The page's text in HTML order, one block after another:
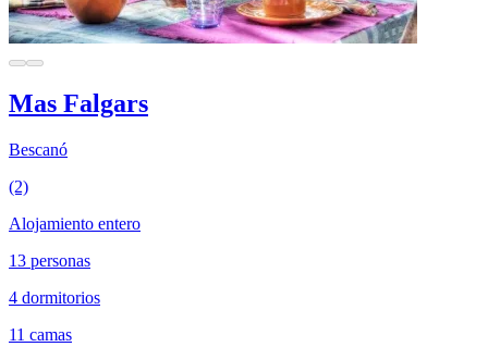
Mas Falgars
Bescanó
(2)
Alojamiento entero
13 personas
4 dormitorios
11 camas